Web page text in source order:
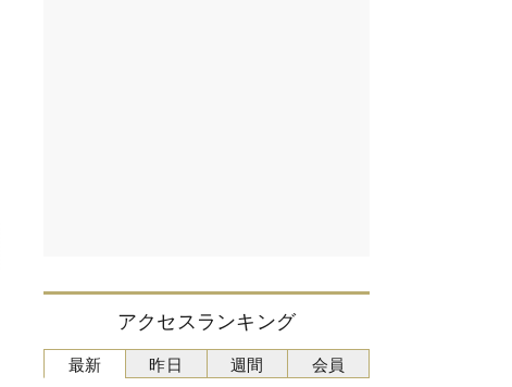
アクセスランキング
最新
昨日 週間 会員